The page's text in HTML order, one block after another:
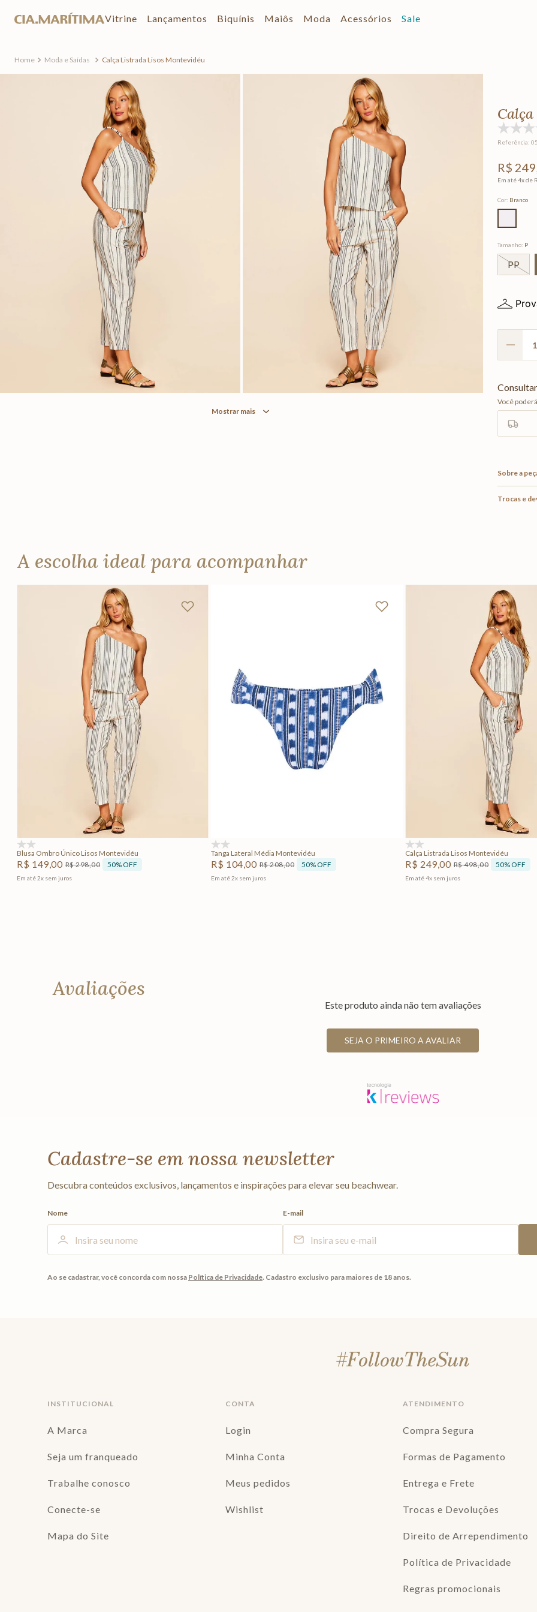
Vitrine Lançamentos Biquínis Maiôs Moda Acessórios Sale
Moda e Saídas Calça Listrada Lisos Montevidéu
Mostrar mais
Referência:
R$ 249
Em até4x de
Cor: Branco
Tamanho: P
PP
Sobre a
Trocas e
A escolha ideal para acompanhar
P M
Adicionar na sacola
Blusa Ombro Único Lisos Montevidéu
R$ 149,00 R$298,00 50% OFF
Em até2x sem juros
Tanga Lateral Média Montevidéu
R$ 104,00 R$208,00 50% OFF
Em até2x sem juros
P
Adicionar na sacola
Calça Listrada Lisos Montevidéu
R$ 249,00 R$498,00 50% OFF
Em até4x sem juros
Avaliações
Este produto ainda não tem avaliações
SEJA O PRIMEIRO A AVALIAR
Cadastre-se em nossa newsletter
Descubra conteúdos exclusivos, lançamentos e inspirações para elevar seu beachwear.
Nome E-mail
Ao se cadastrar, você concorda com nossa Política de Privacidade. Cadastro exclusivo para maiores de 18 anos.
INSTITUCIONAL
A Marca
Seja um franqueado
Trabalhe conosco
Conecte-se
Mapa do Site
CONTA
Login
Minha Conta
Meus pedidos
Wishlist
ATENDIMENTO
Compra Segura
Formas de Pagamento
Entrega e Frete
Trocas e Devoluções
Direito de Arrependimento
Política de Privacidade
Regras promocionais